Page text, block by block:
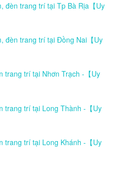
đèn trang trí tại Tp Bà Rịa【Uy
đèn trang trí tại Đồng Nai【Uy
trang trí tại Nhơn Trạch -【Uy
trang trí tại Long Thành -【Uy
trang trí tại Long Khánh -【Uy